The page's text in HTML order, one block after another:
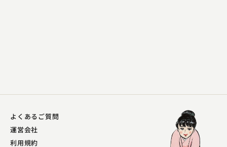
よくあるご質問
運営会社
利用規約